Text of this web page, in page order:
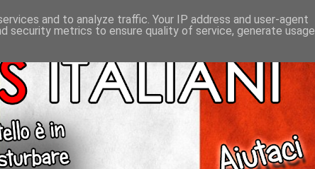
and to analyze traffic. Your IP address and user-agent
security metrics to ensure quality of service, generate usage